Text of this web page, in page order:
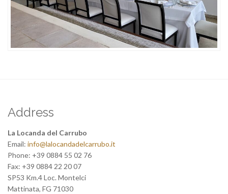
Address
La Locanda del Carrubo
Email: info@lalocandadelcarrubo.it
Phone: +39 0884 55 02 76
Fax: +39 0884 22 20 07
SP53 Km.4 Loc. Montelci
Mattinata, FG 71030